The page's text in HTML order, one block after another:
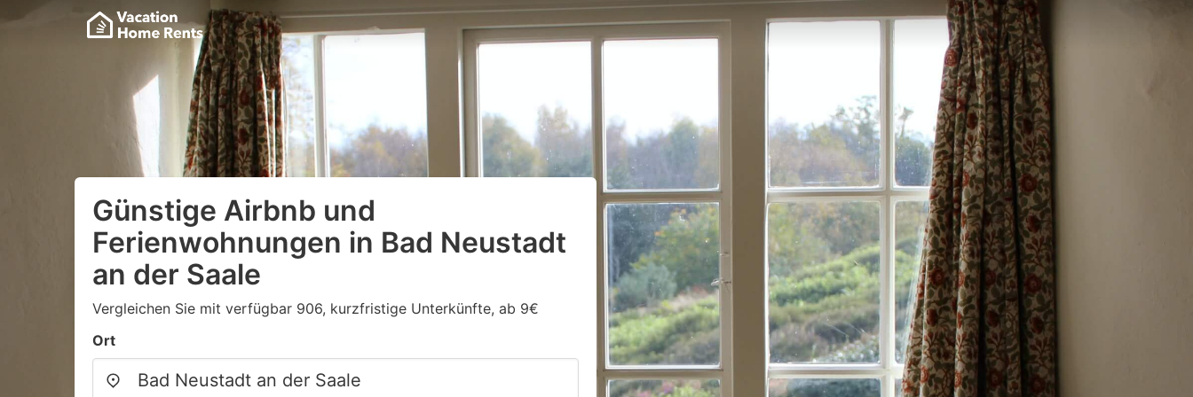
Günstige Airbnb und
Ferienwohnungen in Bad Neustadt
an der Saale
Vergleichen Sie mit verfügbar 906, kurzfristige Unterkünfte, ab 9€
Ort